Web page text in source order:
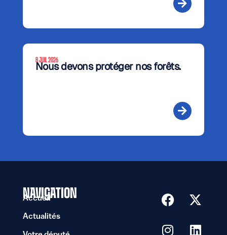
8 JUIL 2026
Nous devons protéger nos forêts.
NAVIGATION
Accueil
Actualités